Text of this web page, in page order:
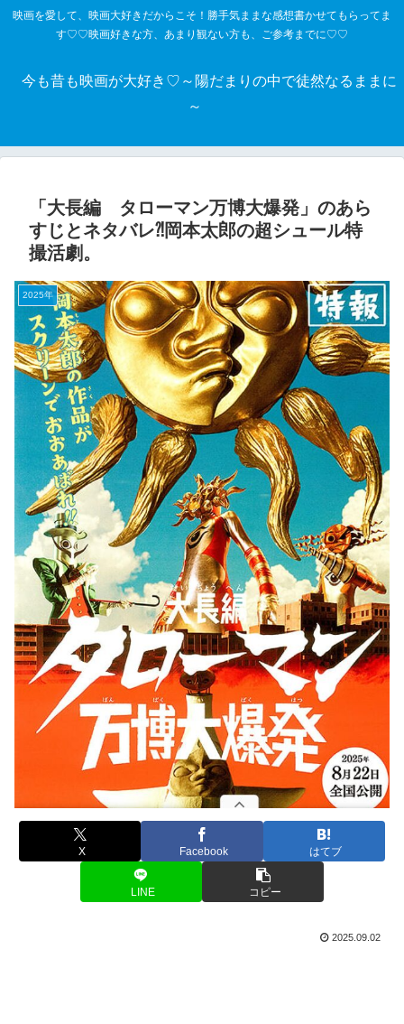
映画を愛して、映画大好きだからこそ！勝手気ままな感想書かせてもらってま
す♡♡映画好きな方、あまり観ない方も、ご参考までに♡♡
今も昔も映画が大好き♡～陽だまりの中で徒然なるままに
～
「大長編 タローマン万博大爆発」のあら
すじとネタバレ⁈岡本太郎の超シュール特
撮活劇。
2025年
X Facebook はてブ
LINE コピー
2025.09.02